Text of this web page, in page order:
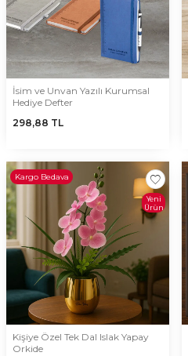
İsim ve Unvan Yazılı Kurumsal
Hediye Defter
298,88 TL
Kargo Bedava
Yeni
Ürün
Kişiye Özel Tek Dal Islak Yapay
Orkide